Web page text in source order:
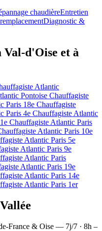
chaudièreEntretien
Diagnostic &
d'Oise et à
Atlantic
Pontoise Chauffagiste
Paris 18e Chauffagiste
Paris 4e Chauffagiste Atlantic
Chauffagiste Atlantic Paris
Atlantic Paris 10e
Atlantic Paris 5e
Atlantic Paris 9e
Atlantic Paris
Atlantic Paris 19e
Atlantic Paris 14e
Atlantic Paris 1er
France & Oise — 7j/7 · 8h –